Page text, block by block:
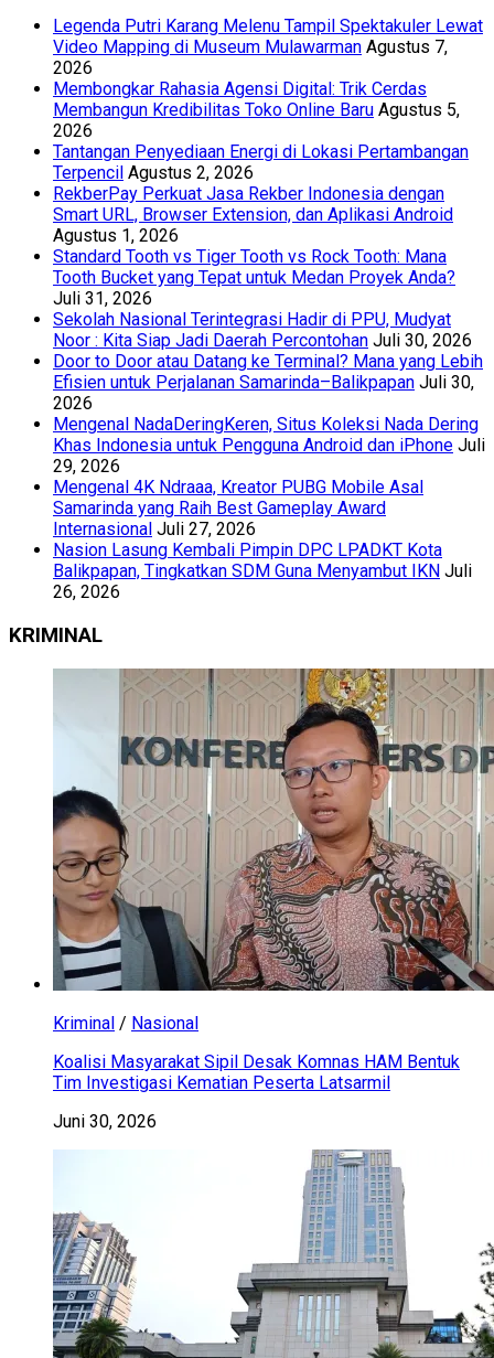
Legenda Putri Karang Melenu Tampil Spektakuler Lewat
Video Mapping di Museum Mulawarman Agustus 7,
2026
Membongkar Rahasia Agensi Digital: Trik Cerdas
Membangun Kredibilitas Toko Online Baru Agustus 5,
2026
Tantangan Penyediaan Energi di Lokasi Pertambangan
Terpencil Agustus 2, 2026
RekberPay Perkuat Jasa Rekber Indonesia dengan
Smart URL, Browser Extension, dan Aplikasi Android
Agustus 1, 2026
Standard Tooth vs Tiger Tooth vs Rock Tooth: Mana
Tooth Bucket yang Tepat untuk Medan Proyek Anda?
Juli 31, 2026
Sekolah Nasional Terintegrasi Hadir di PPU, Mudyat
Noor : Kita Siap Jadi Daerah Percontohan Juli 30, 2026
Door to Door atau Datang ke Terminal? Mana yang Lebih
Efisien untuk Perjalanan Samarinda–Balikpapan Juli 30,
2026
Mengenal NadaDeringKeren, Situs Koleksi Nada Dering
Khas Indonesia untuk Pengguna Android dan iPhone Juli
29, 2026
Mengenal 4K Ndraaa, Kreator PUBG Mobile Asal
Samarinda yang Raih Best Gameplay Award
Internasional Juli 27, 2026
Nasion Lasung Kembali Pimpin DPC LPADKT Kota
Balikpapan, Tingkatkan SDM Guna Menyambut IKN Juli
26, 2026
KRIMINAL
Kriminal / Nasional
Koalisi Masyarakat Sipil Desak Komnas HAM Bentuk
Tim Investigasi Kematian Peserta Latsarmil
Juni 30, 2026